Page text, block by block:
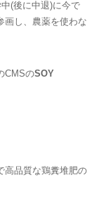
(後に中退)に今で
画し、農薬を使わな
CMSのSOY
高品質な鶏糞堆肥の